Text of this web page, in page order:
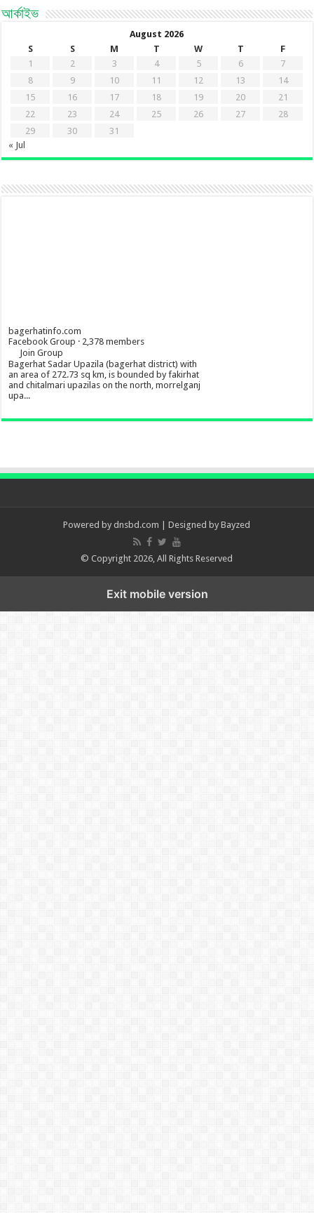
আর্কাইভ
August 2026
S
S M T W T
F
1
2 3 4 5 6
7
8
9 10 11 12 13
14
15
16 17 18 19 20
21
22
23 24 25 26 27
28
29
30
31
« Jul
bagerhatinfo.com
Facebook Group · 2,378 members
Join Group
Bagerhat Sadar Upazila (bagerhat district) with
an area of 272.73 sq km, is bounded by fakirhat
and chitalmari upazilas on the north, morrelganj
upa...
Powered by dnsbd.com | Designed byBayzed
© Copyright 2026, All Rights Reserved
Exit mobile version